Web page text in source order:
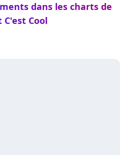
dans les charts de
C'est Cool